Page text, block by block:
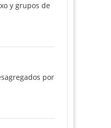
y grupos de
por